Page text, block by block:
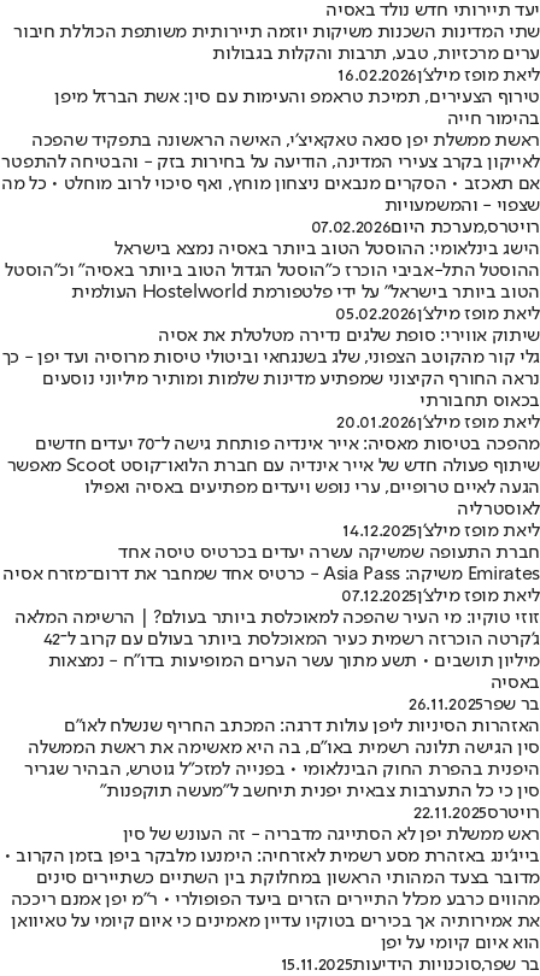
יעד תיירותי חדש נולד באסיה
שתי המדינות השכנות משיקות יוזמה תיירותית משותפת הכוללת חיבור
ערים מרכזיות, טבע, תרבות והקלות בגבולות
ליאת מופז מילצ'ן16.02.2026
טירוף הצעירים, תמיכת טראמפ והעימות עם סין: אשת הברזל מיפן
בהימור חייה
ראשת ממשלת יפן סנאה טאקאיצ׳י, האישה הראשונה בתפקיד שהפכה
לאייקון בקרב צעירי המדינה, הודיעה על בחירות בזק - והבטיחה להתפטר
אם תאכזב • הסקרים מנבאים ניצחון מוחץ, ואף סיכוי לרוב מוחלט • כל מה
שצפוי - והמשמעויות
רויטרס,מערכת היום07.02.2026
הישג בינלאומי: ההוסטל הטוב ביותר באסיה נמצא בישראל
ההוסטל התל-אביבי הוכרז כ"הוסטל הגדול הטוב ביותר באסיה" וכ"הוסטל
הטוב ביותר בישראל" על ידי פלטפורמת Hostelworld העולמית
ליאת מופז מילצ'ן05.02.2026
שיתוק אווירי: סופת שלגים נדירה מטלטלת את אסיה
גלי קור מהקוטב הצפוני, שלג בשנגחאי וביטולי טיסות מרוסיה ועד יפן - כך
נראה החורף הקיצוני שמפתיע מדינות שלמות ומותיר מיליוני נוסעים
בכאוס תחבורתי
ליאת מופז מילצ'ן20.01.2026
מהפכה בטיסות מאסיה: אייר אינדיה פותחת גישה ל־70 יעדים חדשים
שיתוף פעולה חדש של אייר אינדיה עם חברת הלואו־קוסט Scoot מאפשר
הגעה לאיים טרופיים, ערי נופש ויעדים מפתיעים באסיה ואפילו
לאוסטרליה
ליאת מופז מילצ'ן14.12.2025
חברת התעופה שמשיקה עשרה יעדים בכרטיס טיסה אחד
Emirates משיקה: Asia Pass - כרטיס אחד שמחבר את דרום־מזרח אסיה
ליאת מופז מילצ'ן07.12.2025
זוזי טוקיו: מי העיר שהפכה למאוכלסת ביותר בעולם? | הרשימה המלאה
ג'קרטה הוכרזה רשמית כעיר המאוכלסת ביותר בעולם עם קרוב ל־42
מיליון תושבים • תשע מתוך עשר הערים המופיעות בדו"ח - נמצאות
באסיה
בר שפר26.11.2025
האזהרות הסיניות ליפן עולות דרגה: המכתב החריף שנשלח לאו"ם
סין הגישה תלונה רשמית באו"ם, בה היא מאשימה את ראשת הממשלה
היפנית בהפרת החוק הבינלאומי • בפנייה למזכ"ל גוטרש, הבהיר שגריר
סין כי כל התערבות צבאית יפנית תיחשב ל"מעשה תוקפנות"
רויטרס22.11.2025
ראש ממשלת יפן לא הסתייגה מדבריה - זה העונש של סין
בייג'ינג באזהרת מסע רשמית לאזרחיה: הימנעו מלבקר ביפן בזמן הקרוב •
מדובר בצעד המהותי הראשון במחלוקת בין השתיים כשתיירים סינים
מהווים כרבע מכלל התיירים הזרים ביעד הפופולרי • ר"מ יפן אמנם ריככה
את אמירותיה אך בכירים בטוקיו עדיין מאמינים כי איום קיומי על טאיוואן
הוא איום קיומי על יפן
בר שפר,סוכנויות הידיעות15.11.2025